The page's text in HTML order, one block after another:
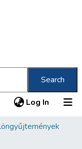
Search
Log In (current)